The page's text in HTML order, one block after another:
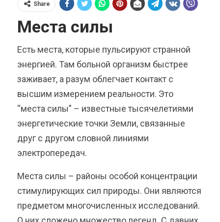
Share
Места силы
Есть места, которые пульсируют странной
энергией. Там больной организм быстрее
заживает, а разум облегчает контакт с
высшим измерением реальности. Это
“места силы” – известные тысячелетиями
энергетические точки Земли, связанные
друг с другом словной линиями
электропередач.
Места силы – районы особой концентрации
стимулирующих сил природы. Они являются
предметом многочисленных исследований.